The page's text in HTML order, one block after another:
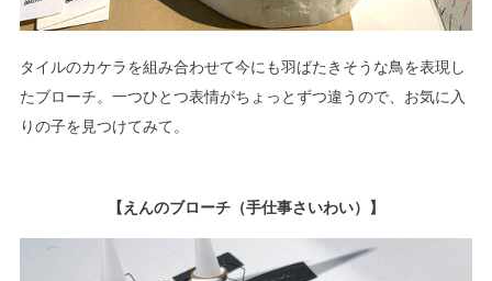
タイルのカケラを組み合わせて今にも羽ばたきそうな鳥を表現し
たブローチ。一つひとつ表情がちょっとずつ違うので、お気に入
りの子を見つけてみて。
【えんのブローチ（手仕事さいわい）】